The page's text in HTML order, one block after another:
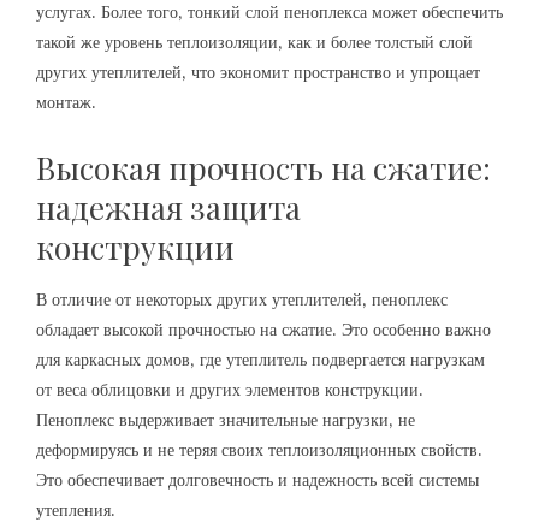
услугах. Более того‚ тонкий слой пеноплекса может обеспечить
такой же уровень теплоизоляции‚ как и более толстый слой
других утеплителей‚ что экономит пространство и упрощает
монтаж.
Высокая прочность на сжатие:
надежная защита
конструкции
В отличие от некоторых других утеплителей‚ пеноплекс
обладает высокой прочностью на сжатие. Это особенно важно
для каркасных домов‚ где утеплитель подвергается нагрузкам
от веса облицовки и других элементов конструкции.
Пеноплекс выдерживает значительные нагрузки‚ не
деформируясь и не теряя своих теплоизоляционных свойств.
Это обеспечивает долговечность и надежность всей системы
утепления.